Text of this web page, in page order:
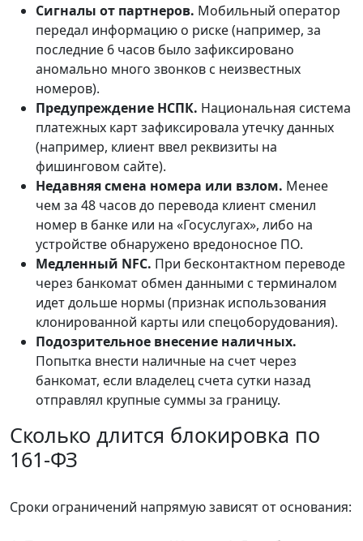
Сигналы от партнеров. Мобильный оператор
передал информацию о риске (например, за
последние 6 часов было зафиксировано
аномально много звонков с неизвестных
номеров).
Предупреждение НСПК. Национальная система
платежных карт зафиксировала утечку данных
(например, клиент ввел реквизиты на
фишинговом сайте).
Недавняя смена номера или взлом. Менее
чем за 48 часов до перевода клиент сменил
номер в банке или на «Госуслугах», либо на
устройстве обнаружено вредоносное ПО.
Медленный NFC. При бесконтактном переводе
через банкомат обмен данными с терминалом
идет дольше нормы (признак использования
клонированной карты или спецоборудования).
Подозрительное внесение наличных.
Попытка внести наличные на счет через
банкомат, если владелец счета сутки назад
отправлял крупные суммы за границу.
Сколько длится блокировка по
161-ФЗ
Сроки ограничений напрямую зависят от основания: